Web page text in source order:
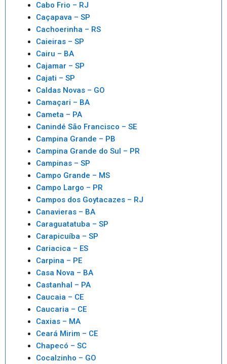
Cabo Frio – RJ
Caçapava – SP
Cachoerinha – RS
Caieiras – SP
Cairu – BA
Cajamar – SP
Cajati – SP
Caldas Novas – GO
Camaçari – BA
Cameta – PA
Canindé São Francisco – SE
Campina Grande – PB
Campina Grande do Sul – PR
Campinas – SP
Campo Grande – MS
Campo Largo – PR
Campos dos Goytacazes – RJ
Canavieras – BA
Caraguatatuba – SP
Carapicuíba – SP
Cariacica – ES
Carpina – PE
Casa Nova – BA
Castanhal – PA
Caucaia – CE
Caucaria – CE
Caxias – MA
Ceará Mirim – CE
Chapecó – SC
Cocalzinho – GO